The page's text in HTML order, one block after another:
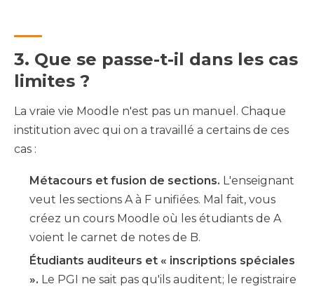
3. Que se passe-t-il dans les cas
limites ?
La vraie vie Moodle n'est pas un manuel. Chaque
institution avec qui on a travaillé a certains de ces
cas :
Métacours et fusion de sections. L'enseignant
veut les sections A à F unifiées. Mal fait, vous
créez un cours Moodle où les étudiants de A
voient le carnet de notes de B.
Étudiants auditeurs et « inscriptions spéciales
». Le PGI ne sait pas qu'ils auditent; le registraire